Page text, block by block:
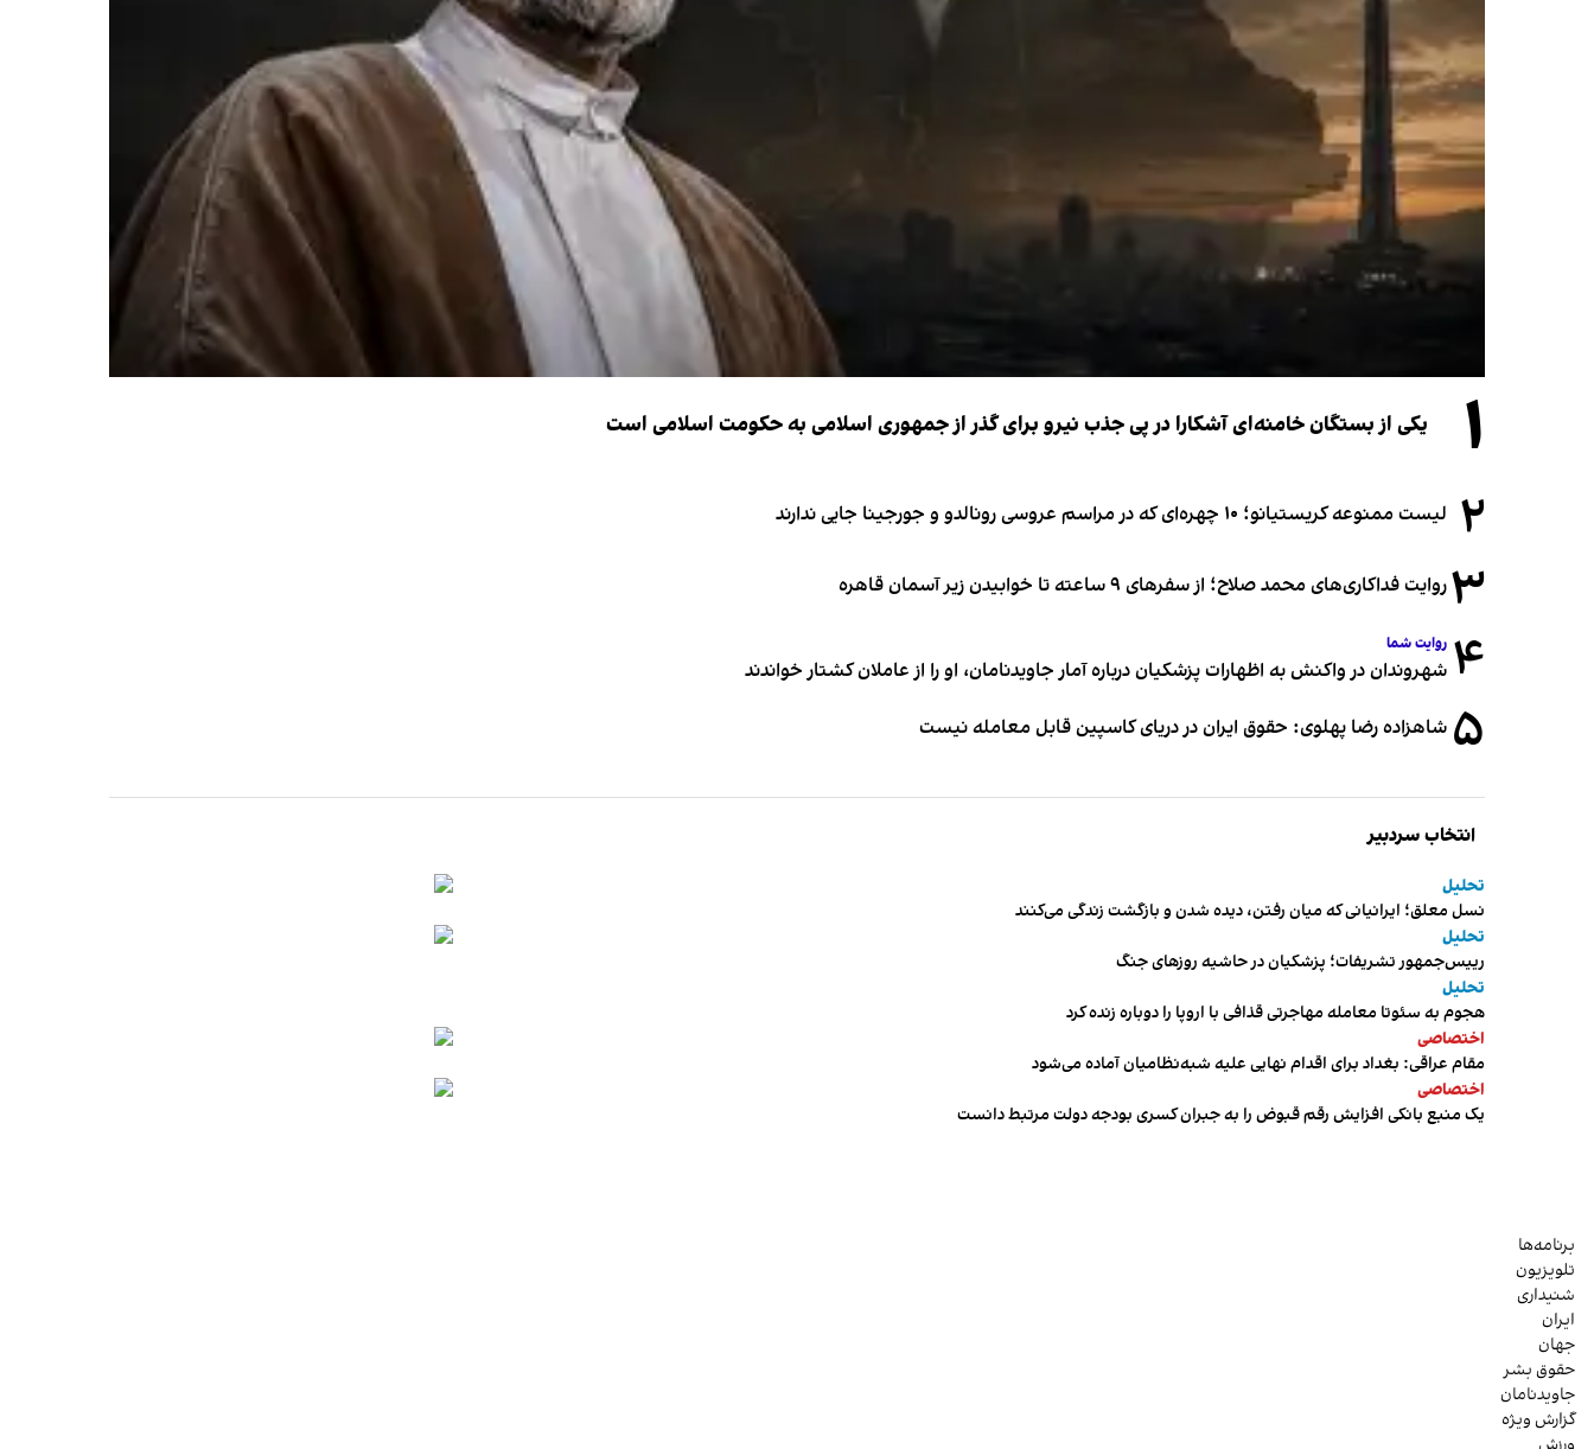
۱ یکی از بستگان خامنه‌ای آشکارا در پی جذب نیرو برای گذر از جمهوری اسلامی به حکومت اسلامی است
۲ لیست ممنوعه کریستیانو؛ ۱۰ چهره‌ای که در مراسم عروسی رونالدو و جورجینا جایی ندارند
۳روایت فداکاری‌های محمد صلاح؛ از سفرهای ۹ ساعته تا خوابیدن زیر آسمان قاهره
۴ روایت شما
شهروندان در واکنش به اظهارات پزشکیان درباره آمار جاویدنامان، او را از عاملان کشتار خواندند
۵ شاهزاده رضا پهلوی: حقوق ایران در دریای کاسپین قابل معامله نیست
انتخاب سردبیر
تحلیل
نسل معلق؛ ایرانیانی که میان رفتن، دیده شدن و بازگشت زندگی می‌کنند
تحلیل
رییس‌جمهور تشریفات؛ پزشکیان در حاشیه روزهای جنگ
تحلیل
هجوم به سئوتا معامله مهاجرتی قذافی با اروپا را دوباره زنده کرد
اختصاصی
مقام عراقی: بغداد برای اقدام نهایی علیه شبه‌نظامیان آماده می‌شود
اختصاصی
یک منبع بانکی افزایش رقم قبوض را به جبران کسری بودجه دولت مرتبط دانست
برنامه‌ها
تلویزیون
شنیداری
ایران
جهان
حقوق بشر
جاویدنامان
گزارش ویژه